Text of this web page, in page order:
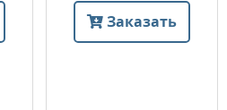
Заказать